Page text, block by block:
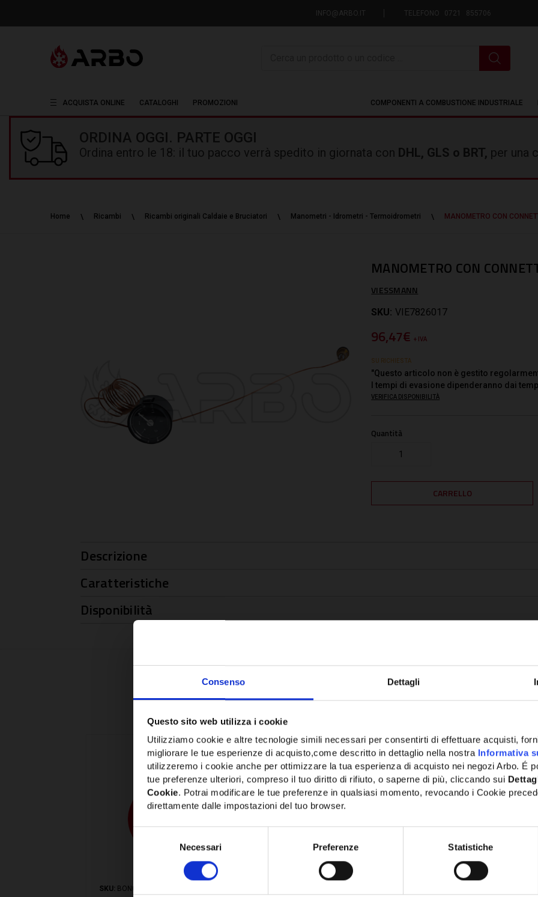
Consenso Dettagli
Questo sito web utilizza i cookie
Utilizziamo cookie e altre tecnologie simili necessari per consentirti di effettuare acquisti,
migliorare le tue esperienze di acquisto,come descritto in dettaglio nella nostra Informativa
utilizzeremo i cookie anche per ottimizzare la tua esperienza di acquisto nei negozi Arbo. É
tue preferenze ulteriori, compreso il tuo diritto di rifiuto, o saperne di più, cliccando sui
Cookie. Potrai modificare le tue preferenze in qualsiasi momento, revocando i Cookie
direttamente dalle impostazioni del tuo browser.
Necessari Preferenze Statistiche
INFO@ARBO.IT TELEFONO 0721 855706
ACQUISTA ONLINE CATALOGHI PROMOZIONI COMPONENTI A COMBUSTIONE INDUSTRIALE
ORDINA OGGI. PARTE OGGI
Ordina entro le 18: il tuo pacco verrà spedito in giornata con DHL, GLS o BRT, per una
Home Ricambi Ricambi originali Caldaie e Bruciatori Manometri - Idrometri - Termoidrometri MANOMETRO CON
MANOMETRO CON
VIESSMANN
SKU: VIE7826017
96,47€+ IVA
SU RICHIESTA
"Questo articolo non è gestito
I tempi di evasione dipenderanno dai
VERIFICA DISPONIBILITÀ
Quantità
Descrizione
Caratteristiche
Disponibilità
SKU: BON008561902